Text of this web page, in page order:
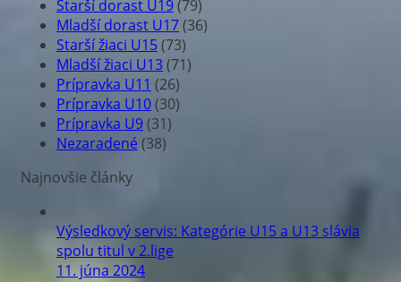
Starší dorast U19(79)
Mladší dorast U17(36)
Starší žiaci U15(73)
Mladší žiaci U13(71)
Prípravka U11 (26)
Prípravka U10(30)
Prípravka U9(31)
Nezaradené (38)
Najnovšie články
Výsledkový servis: Kategórie U15 a U13 slávia
spolu titul v 2.lige
11. júna 2024